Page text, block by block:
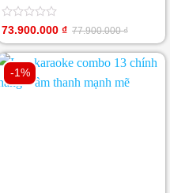
Được
hạng
0
5
sao
77.900.000₫
Giá
gốc
là:
77.900.000 ₫.
73.900.000 ₫
Giá
hiện
tại
là:
73.900.000 ₫.
-1%